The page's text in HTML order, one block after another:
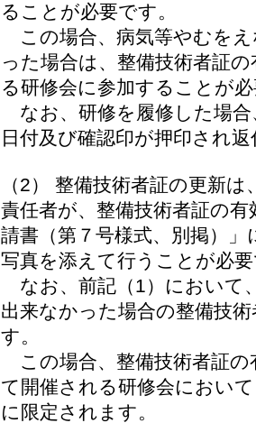
ることが必要です。
この場合、病気等やむを
った場合は、整備技術者証
る研修会に参加することが
なお、研修を履修した場
日付及び確認印が押印され
（2） 整備技術者証の更新
責任者が、整備技術者証の
請書（第７号様式、別掲）
写真を添えて行うことが必
なお、前記（1）において
出来なかった場合の整備技
す。
この場合、整備技術者証の
て開催される研修会におい
に限定されます。